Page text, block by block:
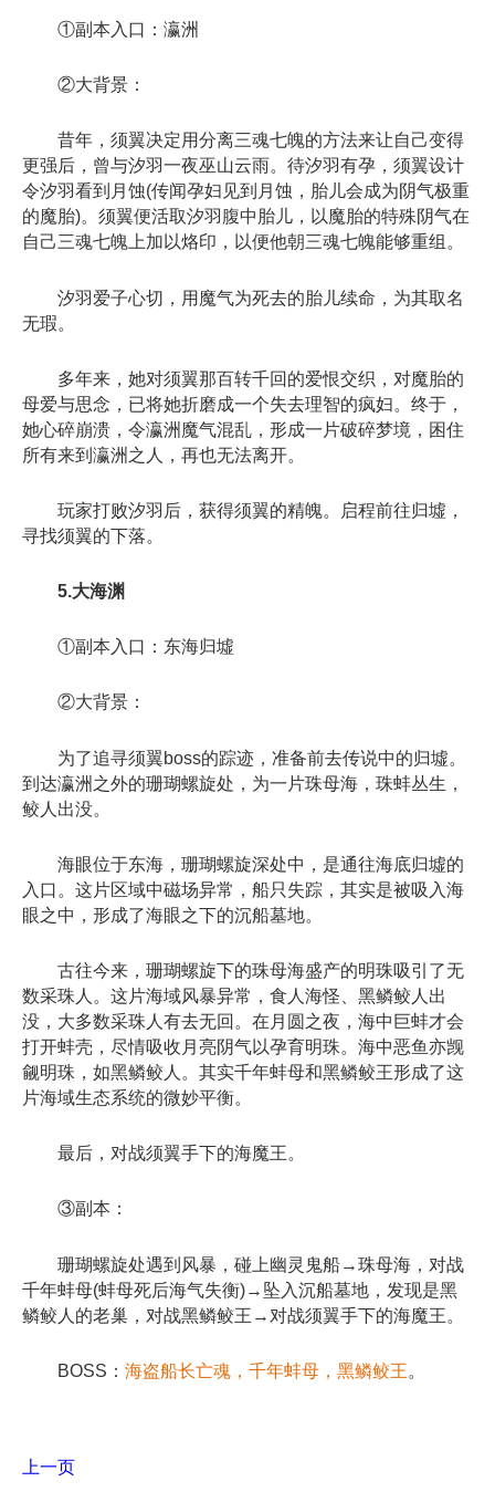
①副本入口：瀛洲
②大背景：
昔年，须翼决定用分离三魂七魄的方法来让自己变得
更强后，曾与汐羽一夜巫山云雨。待汐羽有孕，须翼设计
令汐羽看到月蚀(传闻孕妇见到月蚀，胎儿会成为阴气极重
的魔胎)。须翼便活取汐羽腹中胎儿，以魔胎的特殊阴气在
自己三魂七魄上加以烙印，以便他朝三魂七魄能够重组。
汐羽爱子心切，用魔气为死去的胎儿续命，为其取名
无瑕。
多年来，她对须翼那百转千回的爱恨交织，对魔胎的
母爱与思念，已将她折磨成一个失去理智的疯妇。终于，
她心碎崩溃，令瀛洲魔气混乱，形成一片破碎梦境，困住
所有来到瀛洲之人，再也无法离开。
玩家打败汐羽后，获得须翼的精魄。启程前往归墟，
寻找须翼的下落。
5.大海渊
①副本入口：东海归墟
②大背景：
为了追寻须翼boss的踪迹，准备前去传说中的归墟。
到达瀛洲之外的珊瑚螺旋处，为一片珠母海，珠蚌丛生，
鲛人出没。
海眼位于东海，珊瑚螺旋深处中，是通往海底归墟的
入口。这片区域中磁场异常，船只失踪，其实是被吸入海
眼之中，形成了海眼之下的沉船墓地。
古往今来，珊瑚螺旋下的珠母海盛产的明珠吸引了无
数采珠人。这片海域风暴异常，食人海怪、黑鳞鲛人出
没，大多数采珠人有去无回。在月圆之夜，海中巨蚌才会
打开蚌壳，尽情吸收月亮阴气以孕育明珠。海中恶鱼亦觊
觎明珠，如黑鳞鲛人。其实千年蚌母和黑鳞鲛王形成了这
片海域生态系统的微妙平衡。
最后，对战须翼手下的海魔王。
③副本：
珊瑚螺旋处遇到风暴，碰上幽灵鬼船→珠母海，对战
千年蚌母(蚌母死后海气失衡)→坠入沉船墓地，发现是黑
鳞鲛人的老巢，对战黑鳞鲛王→对战须翼手下的海魔王。
BOSS： 海盗船长亡魂，千年蚌母，黑鳞鲛王。
上一页